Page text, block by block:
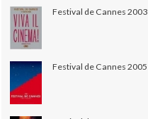
Festival de Cannes 2003
Festival de Cannes 2005